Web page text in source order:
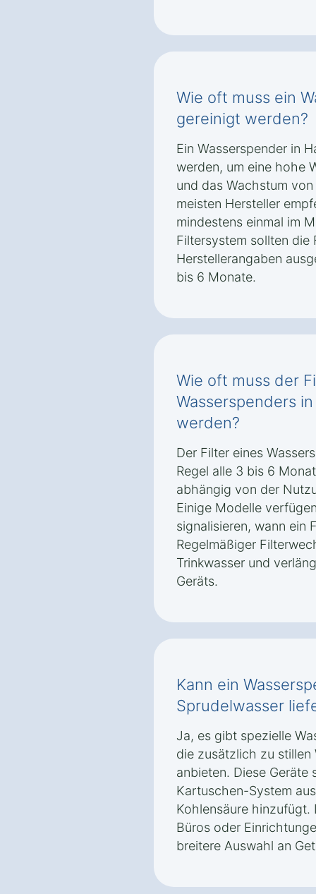
Wie oft muss ein
gereinigt werden?
Ein Wasserspender in
werden, um eine hohe
und das Wachstum
meisten Hersteller
mindestens einmal im
Filtersystem sollten die
Herstellerangaben
bis 6 Monate.
Wie oft muss der
Wasserspenders
werden?
Der Filter eines
Regel alle 3 bis 6
abhängig von der
Einige Modelle
signalisieren, wann ein
Regelmäßiger
Trinkwasser und
Geräts.
Kann ein
Sprudelwasser
Ja, es gibt spezielle
die zusätzlich zu stillen
anbieten. Diese Geräte
Kartuschen-System
Kohlensäure hinzufügt.
Büros oder
breitere Auswahl an